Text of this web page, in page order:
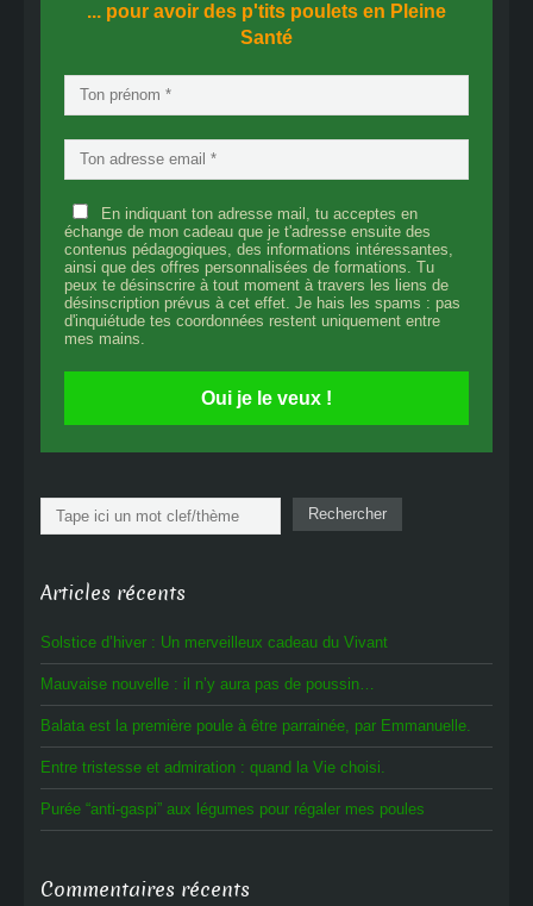
... pour avoir des p'tits poulets en Pleine
Santé
En indiquant ton adresse mail, tu acceptes en
échange de mon cadeau que je t'adresse ensuite des
contenus pédagogiques, des informations intéressantes,
ainsi que des offres personnalisées de formations. Tu
peux te désinscrire à tout moment à travers les liens de
désinscription prévus à cet effet. Je hais les spams : pas
d'inquiétude tes coordonnées restent uniquement entre
mes mains.
Oui je le veux !
Rechercher Rechercher
Articles récents
Solstice d’hiver : Un merveilleux cadeau du Vivant
Mauvaise nouvelle : il n’y aura pas de poussin…
Balata est la première poule à être parrainée, par Emmanuelle.
Entre tristesse et admiration : quand la Vie choisi.
Purée “anti-gaspi” aux légumes pour régaler mes poules
Commentaires récents